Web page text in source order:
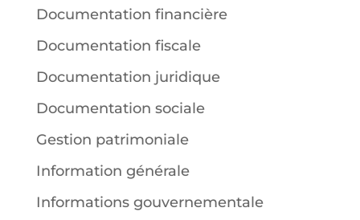
Documentation financière
Documentation fiscale
Documentation juridique
Documentation sociale
Gestion patrimoniale
Information générale
Informations gouvernementale